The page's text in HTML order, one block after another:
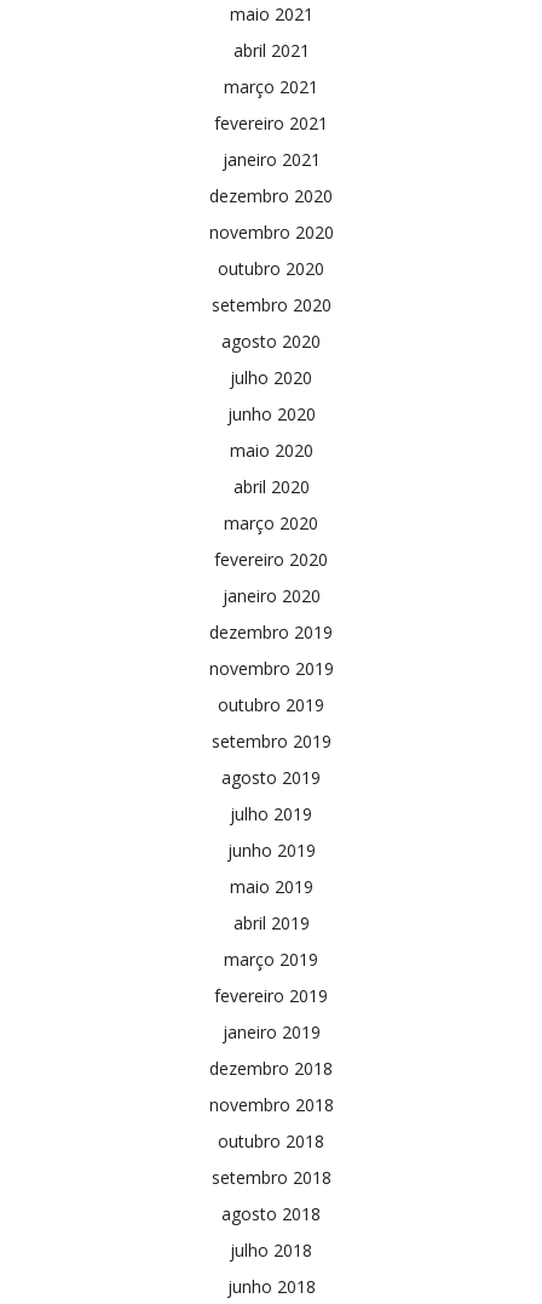
maio 2021
abril 2021
março 2021
fevereiro 2021
janeiro 2021
dezembro 2020
novembro 2020
outubro 2020
setembro 2020
agosto 2020
julho 2020
junho 2020
maio 2020
abril 2020
março 2020
fevereiro 2020
janeiro 2020
dezembro 2019
novembro 2019
outubro 2019
setembro 2019
agosto 2019
julho 2019
junho 2019
maio 2019
abril 2019
março 2019
fevereiro 2019
janeiro 2019
dezembro 2018
novembro 2018
outubro 2018
setembro 2018
agosto 2018
julho 2018
junho 2018